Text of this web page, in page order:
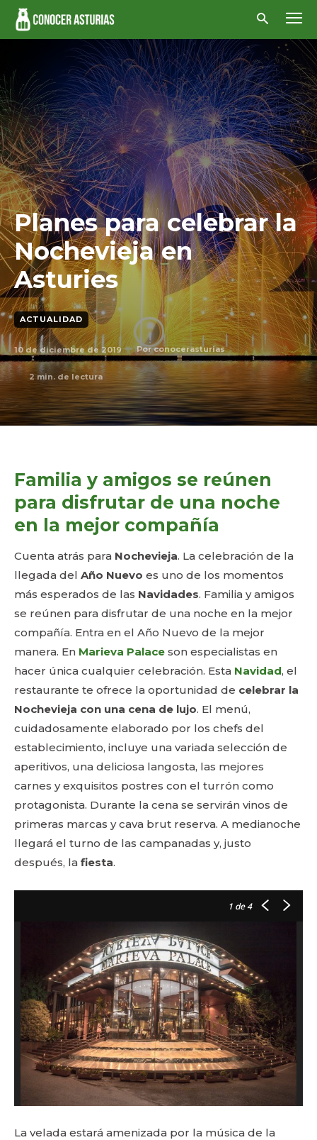
Planes para celebrar la
Nochevieja en
Asturies
ACTUALIDAD
10 de diciembre de 2019 Por conocerasturias
2 min. de lectura
Familia y amigos se reúnen
para disfrutar de una noche
en la mejor compañía
Cuenta atrás para Nochevieja. La celebración de la
llegada del Año Nuevo es uno de los momentos
más esperados de las Navidades. Familia y amigos
se reúnen para disfrutar de una noche en la mejor
compañía. Entra en el Año Nuevo de la mejor
manera. En Marieva Palace son especialistas en
hacer única cualquier celebración. Esta Navidad, el
restaurante te ofrece la oportunidad de celebrar la
Nochevieja con una cena de lujo. El menú,
cuidadosamente elaborado por los chefs del
establecimiento, incluye una variada selección de
aperitivos, una deliciosa langosta, las mejores
carnes y exquisitos postres con el turrón como
protagonista. Durante la cena se servirán vinos de
primeras marcas y cava brut reserva. A medianoche
llegará el turno de las campanadas y, justo
después, la fiesta.
1 de 4
La velada estará amenizada por la música de la